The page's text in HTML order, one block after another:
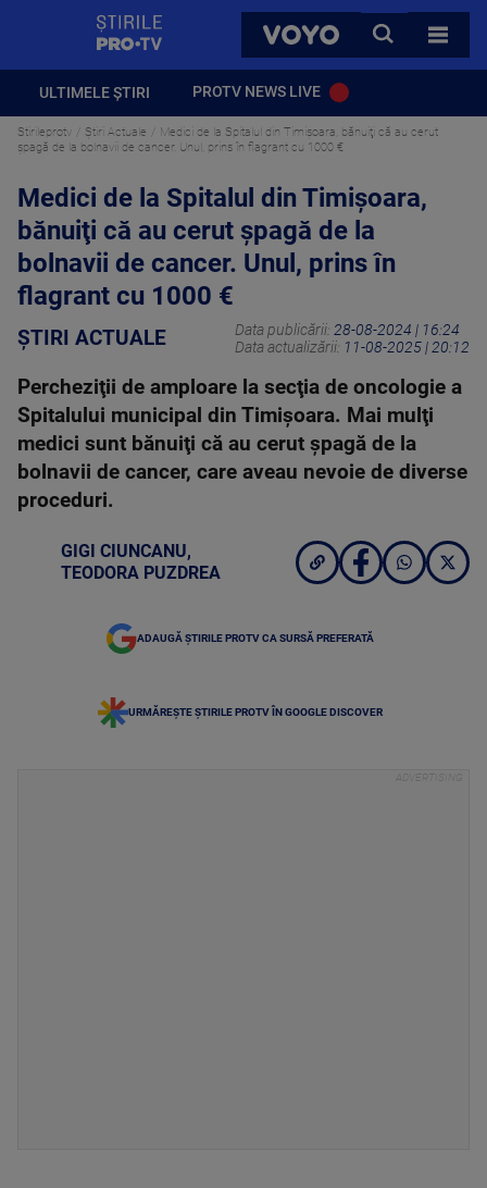
VOYO
CAUTA
TOATE
ULTIMELE ȘTIRI PROTV NEWS LIVE
Stirileprotv Știri Actuale
Medici de la Spitalul din Timişoara, bănuiţi că au cerut
şpagă de la bolnavii de cancer. Unul, prins în flagrant cu 1000 €
Medici de la Spitalul din Timişoara,
bănuiţi că au cerut şpagă de la
bolnavii de cancer. Unul, prins în
flagrant cu 1000 €
ȘTIRI ACTUALE Data publicării: 28-08-2024 | 16:24
Data actualizării: 11-08-2025 | 20:12
Percheziţii de amploare la secţia de oncologie a
Spitalului municipal din Timişoara. Mai mulţi
medici sunt bănuiţi că au cerut şpagă de la
bolnavii de cancer, care aveau nevoie de diverse
proceduri.
GIGI CIUNCANU,
TEODORA PUZDREA
ADAUGĂ ȘTIRILE PROTV CA SURSĂ PREFERATĂ
URMĂREȘTE ȘTIRILE PROTV ÎN GOOGLE DISCOVER